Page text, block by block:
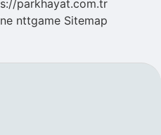
parkhayat.com.tr
nttgame Sitemap